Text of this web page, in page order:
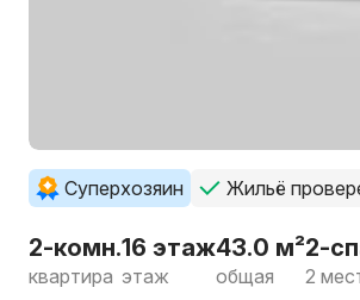
Суперхозяин Жильё
2-комн.
квартира
16 этаж
этаж
43.0 м²
общая
2-
2